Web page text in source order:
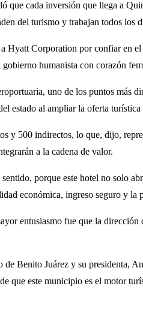
que cada inversión que llega a
del turismo y trabajan todos los
Corporation por confiar en
humanista con corazón
uno de los puntos más
estado al ampliar la oferta
y 500 indirectos, lo que, dijo,
a la cadena de valor.
porque este hotel no solo
económica, ingreso seguro y
entusiasmo fue que la
Benito Juárez y su presidenta,
que este municipio es el motor